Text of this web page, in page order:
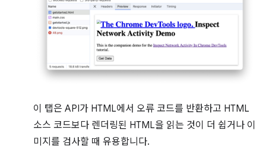
이 탭은 API가 HTML에서 오류 코드를 반환하고 HTML
소스 코드보다 렌더링된 HTML을 읽는 것이 더 쉽거나 이
미지를 검사할 때 유용합니다.